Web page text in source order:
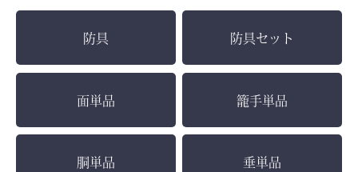
防具 防具セット
面単品 籠手単品
胴単品 垂単品